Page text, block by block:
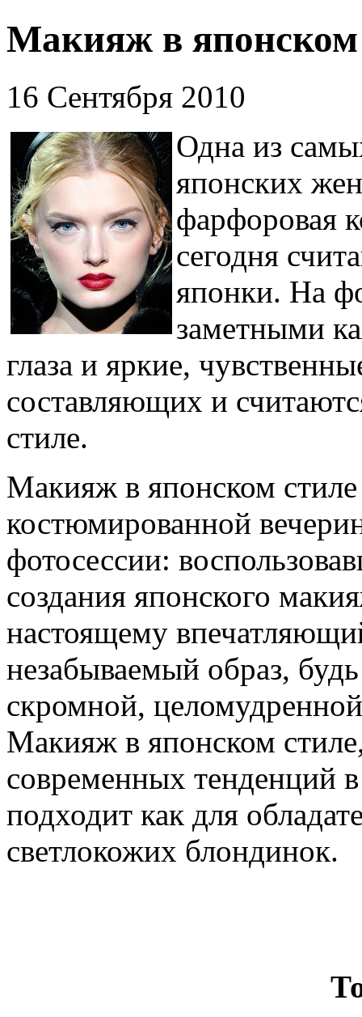
Макияж в японском
16 Сентября 2010
Одна из
японских
фарфоровая
сегодня
японки. На
заметными
глаза и яркие,
составляющих и
стиле.
Макияж в японском стиле
костюмированной
фотосессии:
создания японского
настоящему
незабываемый образ,
скромной,
Макияж в японском
современных тенденций
подходит как для
светлокожих блондинок.